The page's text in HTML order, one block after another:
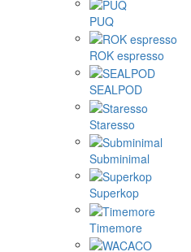
PUQ
ROK espresso
SEALPOD
Staresso
Subminimal
Superkop
Timemore